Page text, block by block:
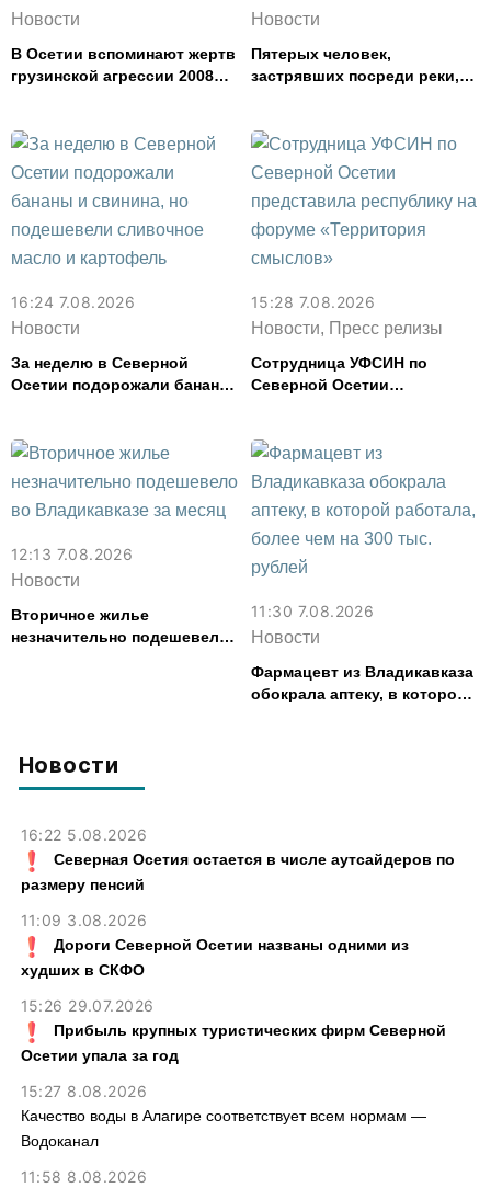
Новости
16:22 5.08.2026
Северная Осетия остается в числе аутсайдеров по
размеру пенсий
11:09 3.08.2026
Дороги Северной Осетии названы одними из
худших в СКФО
15:26 29.07.2026
Прибыль крупных туристических фирм Северной
Осетии упала за год
15:27 8.08.2026
Качество воды в Алагире соответствует всем нормам —
Водоканал
11:58 8.08.2026
Новости
В Осетии вспоминают жертв
грузинской агрессии 2008
Новости
Пятерых человек,
застрявших посреди реки,
16:24 7.08.2026
Новости
За неделю в Северной
Осетии подорожали бананы
картофель
15:28 7.08.2026
Новости, Пресс релизы
Сотрудница УФСИН по
Северной Осетии
смыслов»
12:13 7.08.2026
Новости
Вторичное жилье
незначительно подешевело
11:30 7.08.2026
Новости
Фармацевт из Владикавказа
обокрала аптеку, в которой